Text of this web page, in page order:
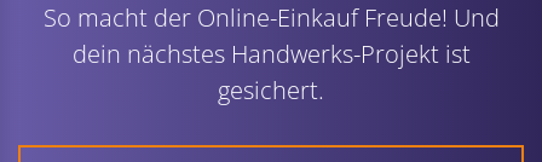
So macht der Online-Einkauf Freude! Und
dein nächstes Handwerks-Projekt ist
gesichert.